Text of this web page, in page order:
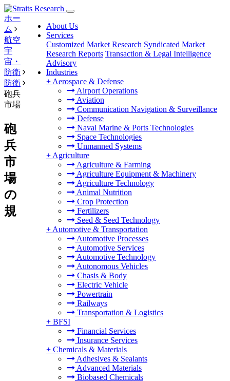
About Us
Services
Customized Market Research Syndicated Market
Research Reports Transaction & Legal Intelligence
Advisory
Industries
+ Aerospace & Defense
Airport Operations
Aviation
Communication Navigation & Surveillance
Defense
Naval Marine & Ports Technologies
Space Technologies
Unmanned Systems
+ Agriculture
Agriculture & Farming
Agriculture Equipment & Machinery
Agriculture Technology
Animal Nutrition
Crop Protection
Fertilizers
Seed & Seed Technology
+ Automotive & Transportation
Automotive Processes
Automotive Services
Automotive Technology
Autonomous Vehicles
Chasis & Body
Electric Vehicle
Powertrain
Railways
Transportation & Logistics
+ BFSI
Financial Services
Insurance Services
+ Chemicals & Materials
Adhesives & Sealants
Advanced Materials
Biobased Chemicals
ホー
ム
航空
宇
宙・
防衛
防衛
砲兵
市場
砲
兵
市
場
の
規